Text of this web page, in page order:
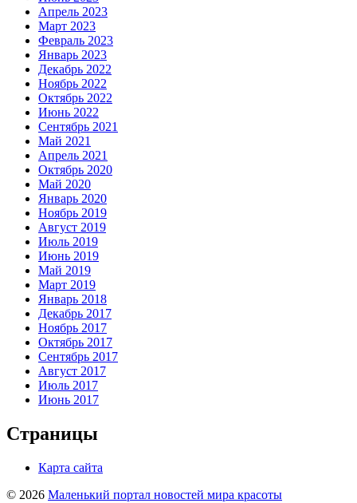
Апрель 2023
Март 2023
Февраль 2023
Январь 2023
Декабрь 2022
Ноябрь 2022
Октябрь 2022
Июнь 2022
Сентябрь 2021
Май 2021
Апрель 2021
Октябрь 2020
Май 2020
Январь 2020
Ноябрь 2019
Август 2019
Июль 2019
Июнь 2019
Май 2019
Март 2019
Январь 2018
Декабрь 2017
Ноябрь 2017
Октябрь 2017
Сентябрь 2017
Август 2017
Июль 2017
Июнь 2017
Страницы
Карта сайта
© 2026 Маленький портал новостей мира красоты